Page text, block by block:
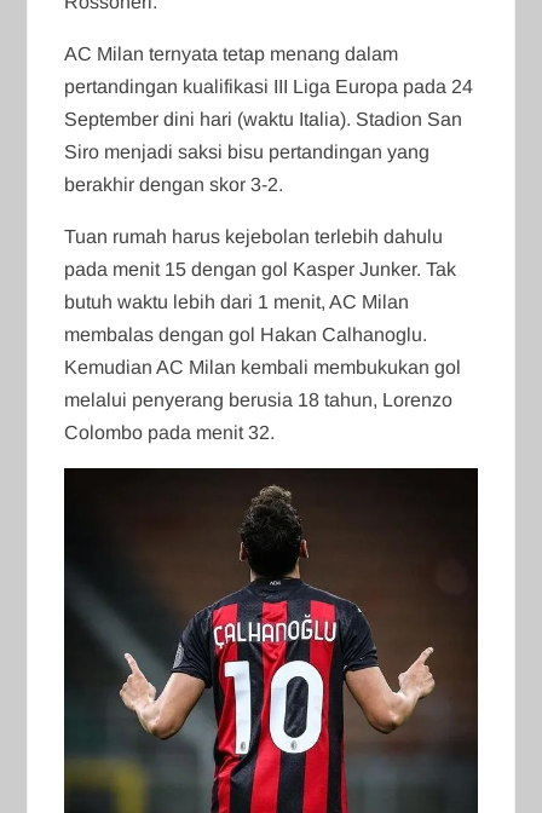
AC Milan ternyata tetap menang dalam
pertandingan kualifikasi III Liga Europa pada 24
September dini hari (waktu Italia). Stadion San
Siro menjadi saksi bisu pertandingan yang
berakhir dengan skor 3-2.
Tuan rumah harus kejebolan terlebih dahulu
pada menit 15 dengan gol Kasper Junker. Tak
butuh waktu lebih dari 1 menit, AC Milan
membalas dengan gol Hakan Calhanoglu.
Kemudian AC Milan kembali membukukan gol
melalui penyerang berusia 18 tahun, Lorenzo
Colombo pada menit 32.